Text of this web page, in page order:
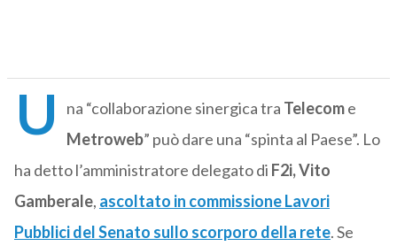
U na “collaborazione sinergica tra Telecome
Metroweb” può dare una “spinta al Paese”. Lo
ha detto l’amministratore delegato di F2i, Vito
Gamberale, ascoltato in commissione Lavori
Pubblici del Senato sullo scorporo della rete. Se